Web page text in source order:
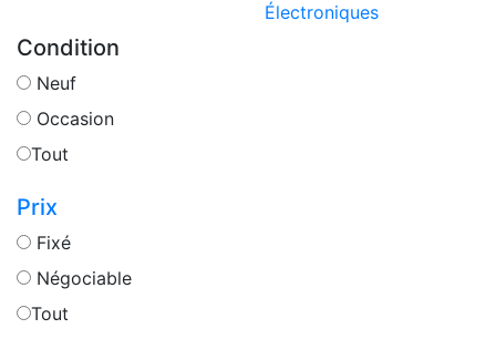
Électroniques
Condition
Neuf
Occasion
Tout
Prix
Fixé
Négociable
Tout